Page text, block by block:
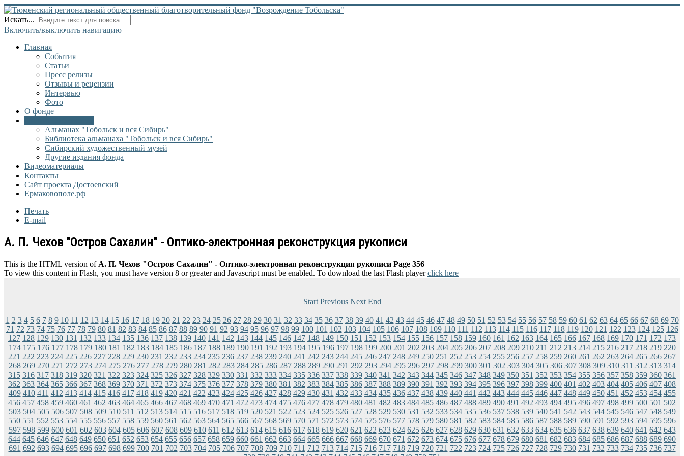
Искать...
Включить/выключить навигацию
Главная
События
Статьи
Пресс релизы
Отзывы и рецензии
Интервью
Фото
О фонде
Альманах "Тобольск и вся Сибирь"
Библиотека альманаха "Тобольск и вся Сибирь"
Сибирский художественный музей
Другие издания фонда
Видеоматериалы
Контакты
Сайт проекта Достоевский
Ермаковополе.рф
Печать
E-mail
А. П. Чехов "Остров Сахалин" - Оптико-электронная реконструкция рукописи
This is the HTML version of А. П. Чехов "Остров Сахалин" - Оптико-электронная реконструкция рукописи Page 356
To view this content in Flash, you must have version 8 or greater and Javascript must be enabled. To download the last Flash playerclick here
Start Previous Next End
1 2 3 4 5 6 7 8 9 10 11 12 13 14 15 16 17 18 19 20 21 22 23 24 25 26 27 28 29 30 31 32 33 34 35 36 37 38 39 40 41 42 43 44 45 46 47 48 49 50 51 52 53 54 55 56 57 58 59 60 61 62 63 64 65 66 67 68 69 70
71 72 73 74 75 76 77 78 79 80 81 82 83 84 85 86 87 88 89 90 91 92 93 94 95 96 97 98 99 100 101 102 103 104 105 106 107 108 109 110 111 112 113 114 115 116 117 118 119 120 121 122 123 124 125 126
127 128 129 130 131 132 133 134 135 136 137 138 139 140 141 142 143 144 145 146 147 148 149 150 151 152 153 154 155 156 157 158 159 160 161 162 163 164 165 166 167 168 169 170 171 172 173
174 175 176 177 178 179 180 181 182 183 184 185 186 187 188 189 190 191 192 193 194 195 196 197 198 199 200 201 202 203 204 205 206 207 208 209 210 211 212 213 214 215 216 217 218 219 220
221 222 223 224 225 226 227 228 229 230 231 232 233 234 235 236 237 238 239 240 241 242 243 244 245 246 247 248 249 250 251 252 253 254 255 256 257 258 259 260 261 262 263 264 265 266 267
268 269 270 271 272 273 274 275 276 277 278 279 280 281 282 283 284 285 286 287 288 289 290 291 292 293 294 295 296 297 298 299 300 301 302 303 304 305 306 307 308 309 310 311 312 313 314
315 316 317 318 319 320 321 322 323 324 325 326 327 328 329 330 331 332 333 334 335 336 337 338 339 340 341 342 343 344 345 346 347 348 349 350 351 352 353 354 355 356 357 358 359 360 361
362 363 364 365 366 367 368 369 370 371 372 373 374 375 376 377 378 379 380 381 382 383 384 385 386 387 388 389 390 391 392 393 394 395 396 397 398 399 400 401 402 403 404 405 406 407 408
409 410 411 412 413 414 415 416 417 418 419 420 421 422 423 424 425 426 427 428 429 430 431 432 433 434 435 436 437 438 439 440 441 442 443 444 445 446 447 448 449 450 451 452 453 454 455
456 457 458 459 460 461 462 463 464 465 466 467 468 469 470 471 472 473 474 475 476 477 478 479 480 481 482 483 484 485 486 487 488 489 490 491 492 493 494 495 496 497 498 499 500 501 502
503 504 505 506 507 508 509 510 511 512 513 514 515 516 517 518 519 520 521 522 523 524 525 526 527 528 529 530 531 532 533 534 535 536 537 538 539 540 541 542 543 544 545 546 547 548 549
550 551 552 553 554 555 556 557 558 559 560 561 562 563 564 565 566 567 568 569 570 571 572 573 574 575 576 577 578 579 580 581 582 583 584 585 586 587 588 589 590 591 592 593 594 595 596
597 598 599 600 601 602 603 604 605 606 607 608 609 610 611 612 613 614 615 616 617 618 619 620 621 622 623 624 625 626 627 628 629 630 631 632 633 634 635 636 637 638 639 640 641 642 643
644 645 646 647 648 649 650 651 652 653 654 655 656 657 658 659 660 661 662 663 664 665 666 667 668 669 670 671 672 673 674 675 676 677 678 679 680 681 682 683 684 685 686 687 688 689 690
691 692 693 694 695 696 697 698 699 700 701 702 703 704 705 706 707 708 709 710 711 712 713 714 715 716 717 718 719 720 721 722 723 724 725 726 727 728 729 730 731 732 733 734 735 736 737